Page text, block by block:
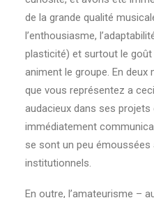
de la grande qualité
l’enthousiasme,
plasticité) et surtout le goût
animent le groupe. En deux
que vous représentez a
audacieux dans ses projets
immédiatement
se sont un peu émoussées
institutionnels.
En outre, l’amateurisme –